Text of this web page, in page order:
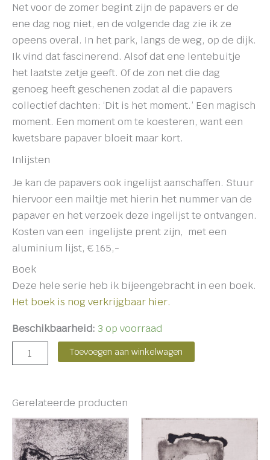
Net voor de zomer begint zijn de papavers er de
ene dag nog niet, en de volgende dag zie ik ze
opeens overal. In het park, langs de weg, op de dijk.
Ik vind dat fascinerend. Alsof dat ene lentebuitje
het laatste zetje geeft. Of de zon net die dag
genoeg heeft geschenen zodat al die papavers
collectief dachten: ‘Dit is het moment.’ Een magisch
moment. Een moment om te koesteren, want een
kwetsbare papaver bloeit maar kort.
Inlijsten
Je kan de papavers ook ingelijst aanschaffen. Stuur
hiervoor een mailtje met hierin het nummer van de
papaver en het verzoek deze ingelijst te ontvangen.
Kosten van een ingelijste prent zijn, met een
aluminium lijst, € 165,-
Boek
Deze hele serie heb ik bijeengebracht in een boek.
Het boek is nog verkrijgbaar hier.
Beschikbaarheid: 3 op voorraad
Toevoegen aan winkelwagen
Gerelateerde producten